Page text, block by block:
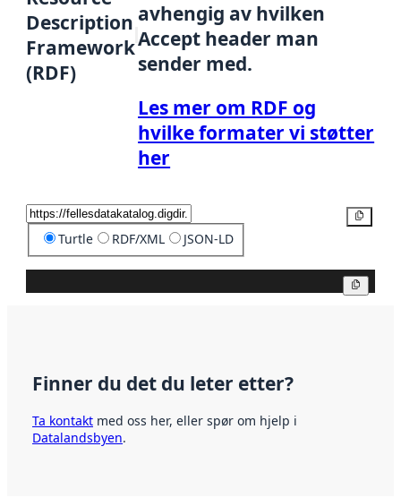
Description
Framework
(RDF)
avhengig av hvilken
Accept header man
sender med.
Les mer om RDF og
hvilke formater vi støtter
her
Turtle RDF/XML JSON-LD
Finner du det du leter etter?
Ta kontakt med oss her, eller spør om hjelp i
Datalandsbyen.